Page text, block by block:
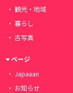
観光・地域
暮らし
古写真
ページ
Japaaan
お知らせ